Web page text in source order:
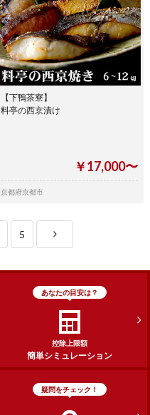
【下鴨茶寮】
料亭の西京漬け
￥17,000〜
京都府京都市
5
あなたの目安は？
控除上限額
簡単シミュレーション
疑問をチェック！